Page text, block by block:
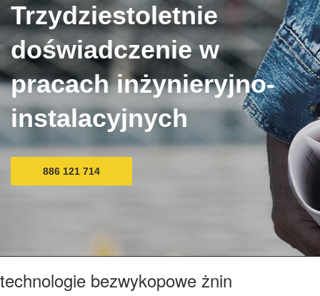
Trzydziestoletnie
doświadczenie w
pracach inżynieryjno-
instalacyjnych
886 121 714
technologie bezwykopowe żnin